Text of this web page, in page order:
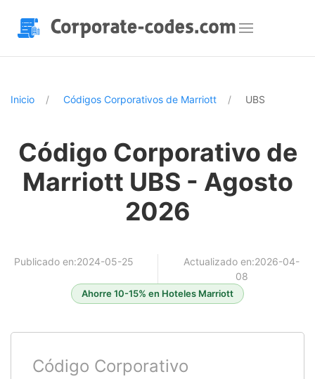
Inicio Códigos Corporativos de Marriott UBS
Código Corporativo de
Marriott UBS - Agosto
2026
Publicado en:2024-05-25
Actualizado en:2026-04-
08
Ahorre 10-15% en Hoteles Marriott
Código Corporativo